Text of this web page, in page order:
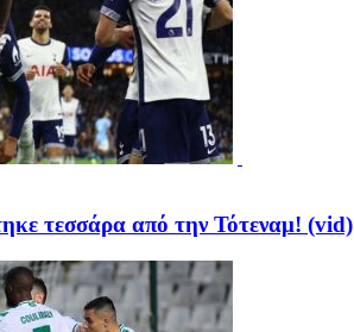
τεσσάρα από την Τότεναμ! (vid)